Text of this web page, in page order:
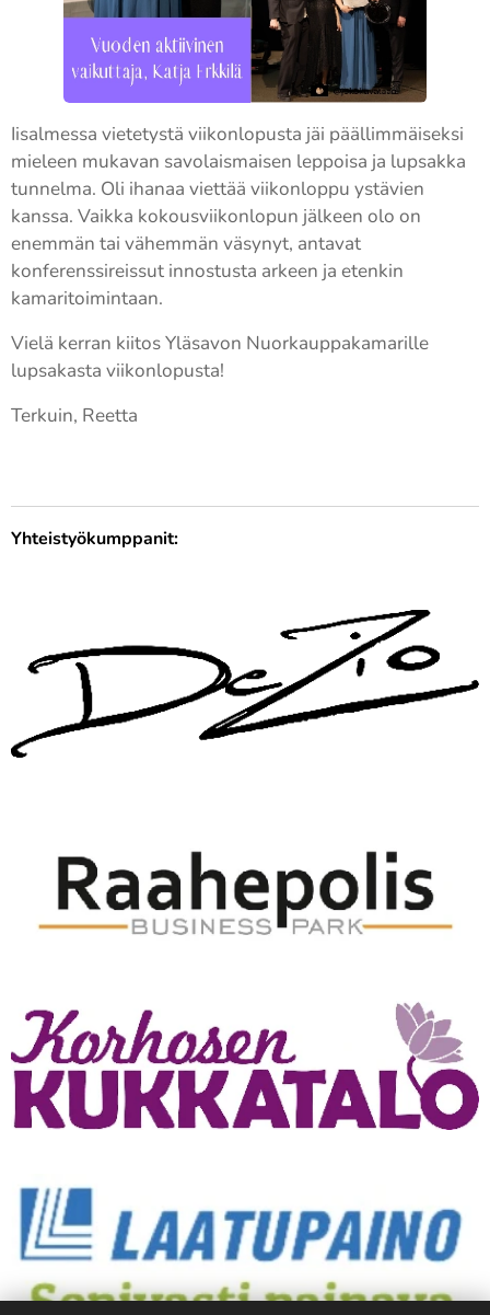
Iisalmessa vietetystä viikonlopusta jäi päällimmäiseksi
mieleen mukavan savolaismaisen leppoisa ja lupsakka
tunnelma. Oli ihanaa viettää viikonloppu ystävien
kanssa. Vaikka kokousviikonlopun jälkeen olo on
enemmän tai vähemmän väsynyt, antavat
konferenssireissut innostusta arkeen ja etenkin
kamaritoimintaan.
Vielä kerran kiitos Yläsavon Nuorkauppakamarille
lupsakasta viikonlopusta!
Terkuin, Reetta
Yhteistyökumppanit: